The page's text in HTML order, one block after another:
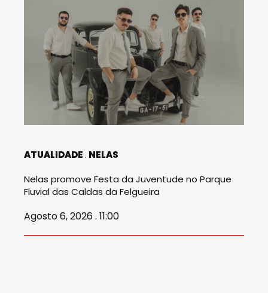
ATUALIDADE NELAS
Nelas promove Festa da Juventude no Parque
Fluvial das Caldas da Felgueira
Agosto 6, 2026 . 11:00